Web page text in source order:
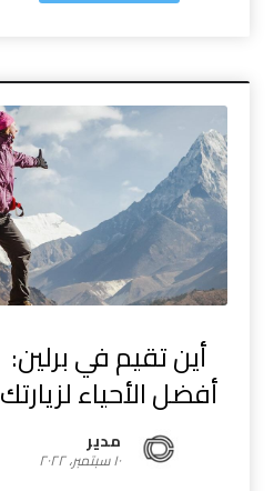
أين تقيم في برلين:
أفضل الأحياء لزيارتك
مدیر
١٠ سبتمبر، ٢٠٢٢